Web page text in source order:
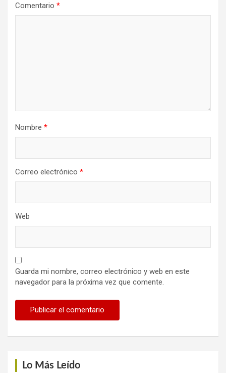
Comentario *
Nombre *
Correo electrónico *
Web
Guarda mi nombre, correo electrónico y web en este
navegador para la próxima vez que comente.
Lo Más Leído